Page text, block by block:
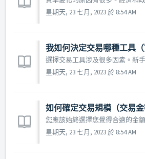
星期天, 23 七月, 2023 於 8:54 AM
我如何決定交易哪種工具
星期天, 23 七月, 2023 於 8:54 AM
如何確定交易規模（交易金
星期天, 23 七月, 2023 於 8:54 AM